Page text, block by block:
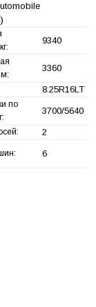
9340
3360
8.25R16LT
по
3700/5640
2
6